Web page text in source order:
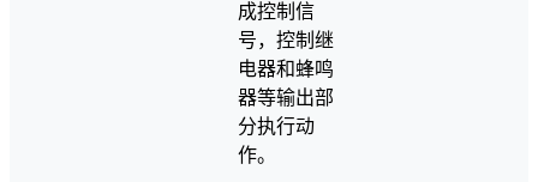
成控制信
号，控制继
电器和蜂鸣
器等输出部
分执行动
作。